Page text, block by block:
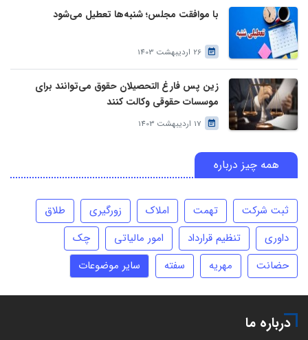
با موافقت مجلس؛ شنبه‌ها تعطیل می‌شود
26 اردیبهشت 1403
زین پس فارغ التحصیلان حقوق می‌توانند برای
موسسات حقوقی وکالت کنند
17 اردیبهشت 1403
همه چیز درباره
ثبت شرکت تهمت املاک زورگیری
طلاق
داوری
تنظیم قرارداد امور مالیاتی
چک
حضانت
مهریه سفته سایر موضوعات
درباره ما